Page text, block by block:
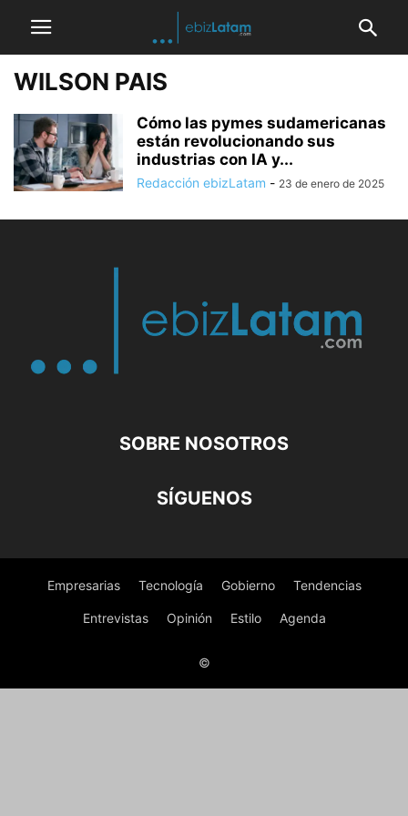
WILSON PAIS
Cómo las pymes sudamericanas
están revolucionando sus
industrias con IA y...
Redacción ebizLatam - 23 de enero de 2025
SOBRE NOSOTROS
SÍGUENOS
Empresarias Tecnología Gobierno Tendencias
Entrevistas Opinión Estilo Agenda
©